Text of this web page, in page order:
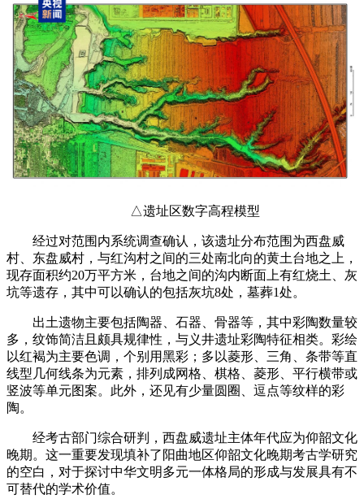
△遗址区数字高程模型
经过对范围内系统调查确认，该遗址分布范围为西盘威
村、东盘威村，与红沟村之间的三处南北向的黄土台地之上，
现存面积约20万平方米，台地之间的沟内断面上有红烧土、灰
坑等遗存，其中可以确认的包括灰坑8处，墓葬1处。
出土遗物主要包括陶器、石器、骨器等，其中彩陶数量较
多，纹饰简洁且颇具规律性，与义井遗址彩陶特征相类。彩绘
以红褐为主要色调，个别用黑彩；多以菱形、三角、条带等直
线型几何线条为元素，排列成网格、棋格、菱形、平行横带或
竖波等单元图案。此外，还见有少量圆圈、逗点等纹样的彩
陶。
经考古部门综合研判，西盘威遗址主体年代应为仰韶文化
晚期。这一重要发现填补了阳曲地区仰韶文化晚期考古学研究
的空白，对于探讨中华文明多元一体格局的形成与发展具有不
可替代的学术价值。